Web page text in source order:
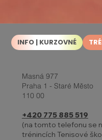
INFO | KURZOVNÉ
Masná 977
Praha 1 - Staré Město
110 00
+420 775 885 519
(na tomto telefonu se
trénincích Tenisové